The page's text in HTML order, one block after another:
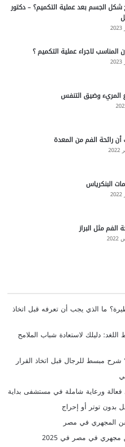
الجسم بعد عملية التكميم؟ – دكتور
المناسب لاجراء عملية التكميم ؟
المريء وضيق التنفس
رائحة الفم من المعدة
البنكرياس
الفم مثل البراز
ما الذي يجب أن تعرفه قبل اتخاذ
دليلك لاستعادة شباب الملامح
مبسط للرجال قبل اتخاذ القرار
فعالة ورعاية شاملة في مستشفى بداية
بدون توتر أو إحراج
المجهري في مصر
في مصر في 2025